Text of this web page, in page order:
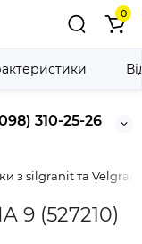
310-25-26
0
з silgranit та
9 (527210)